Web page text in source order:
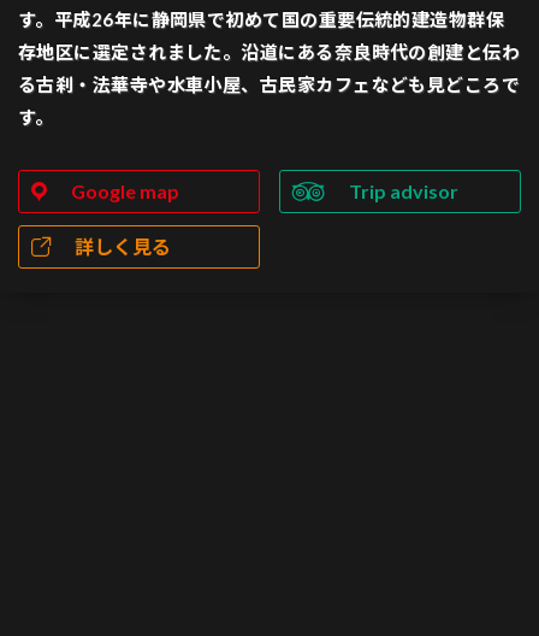
す。平成26年に静岡県で初めて国の重要伝統的建造物群保
存地区に選定されました。沿道にある奈良時代の創建と伝わ
る古刹・法華寺や水車小屋、古民家カフェなども見どころで
す。
Google map Trip advisor
詳しく見る